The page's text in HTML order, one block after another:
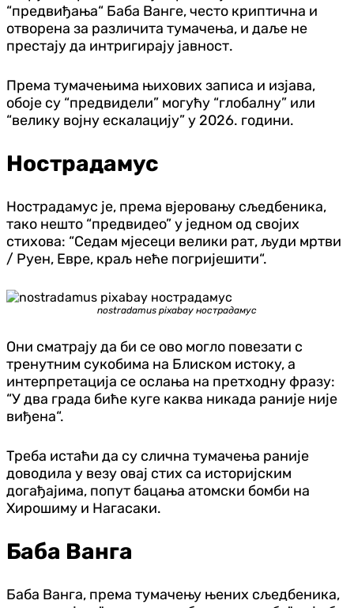
“предвиђања“ Баба Ванге, често криптична и
отворена за различита тумачења, и даље не
престају да интригирају јавност.
Према тумачењима њихових записа и изјава,
обоје су “предвидели” могућу “глобалну” или
“велику војну ескалацију” у 2026. години.
Нострадамус
Нострадамус је, према вјеровању сљедбеника,
тако нешто “предвидео” у једном од својих
стихова: “Седам мјесеци велики рат, људи мртви
/ Руен, Евре, краљ неће погријешити“.
nostradamus pixabay нострадамус
Они сматрају да би се ово могло повезати с
тренутним сукобима на Блиском истоку, а
интерпретација се ослања на претходну фразу:
“У два града биће куге каква никада раније није
виђена“.
Треба истаћи да су слична тумачења раније
доводила у везу овај стих са историјским
догађајима, попут бацања атомски бомби на
Хирошиму и Нагасаки.
Баба Ванга
Баба Ванга, према тумачењу њених сљедбеника,